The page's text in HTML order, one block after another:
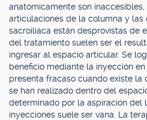
anatómicamente son
articulaciones de la columna y
sacroilíaca están desprovistas de
del tratamiento suelen ser el
ingresar al espacio articular. Se
beneficio mediante la inyección
presenta fracaso cuando existe la
se han realizado dentro del
determinado por la aspiración del
inyecciones suele ser vana. La